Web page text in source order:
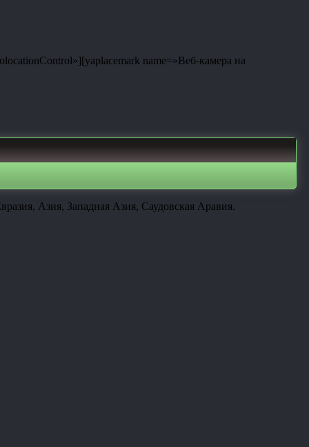
name=»Веб-камера на
Азия, Западная Азия, Саудовская Аравия.